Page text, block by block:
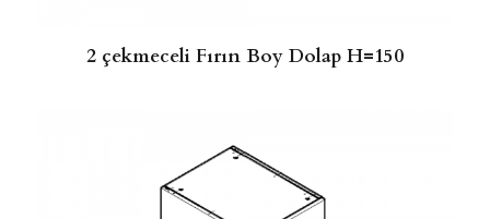
2 çekmeceli Fırın Boy Dolap H=150